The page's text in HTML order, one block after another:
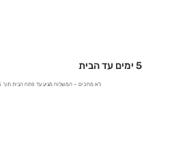
5 ימים עד הבית
לא מחכים – המשלוח מגיע עד פתח הבית תוך 5 ימים בלבד!